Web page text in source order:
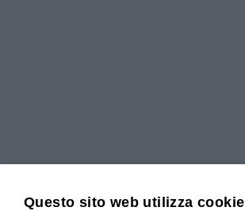
Questo sito web utilizza cookie